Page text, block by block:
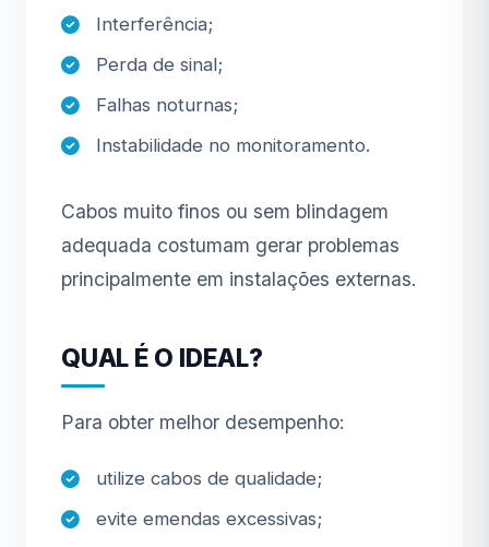
Interferência;
Perda de sinal;
Falhas noturnas;
Instabilidade no monitoramento.
Cabos muito finos ou sem blindagem
adequada costumam gerar problemas
principalmente em instalações externas.
QUAL É O IDEAL?
Para obter melhor desempenho:
utilize cabos de qualidade;
evite emendas excessivas;